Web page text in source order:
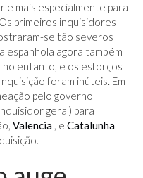
mais especialmente para
primeiros inquisidores
se tão severos
agora também
no entanto, e os esforços
foram inúteis. Em
pelo governo
geral) para
Valencia , e Catalunha